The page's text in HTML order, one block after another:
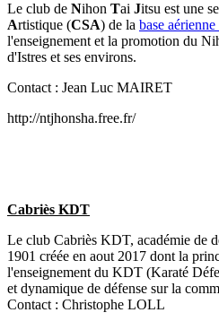
Le club de Nihon Tai Jitsu est une
Artistique (CSA) de la base
l'enseignement et la promotion du
d'Istres et ses environs.
Contact : Jean Luc MAIRET
http://ntjhonsha.free.fr/
Cabriès KDT
Le club Cabriès KDT, académie de
1901 créée en aout 2017 dont la
l'enseignement du KDT (Karaté
et dynamique de défense sur la
Contact : Christophe LOLL